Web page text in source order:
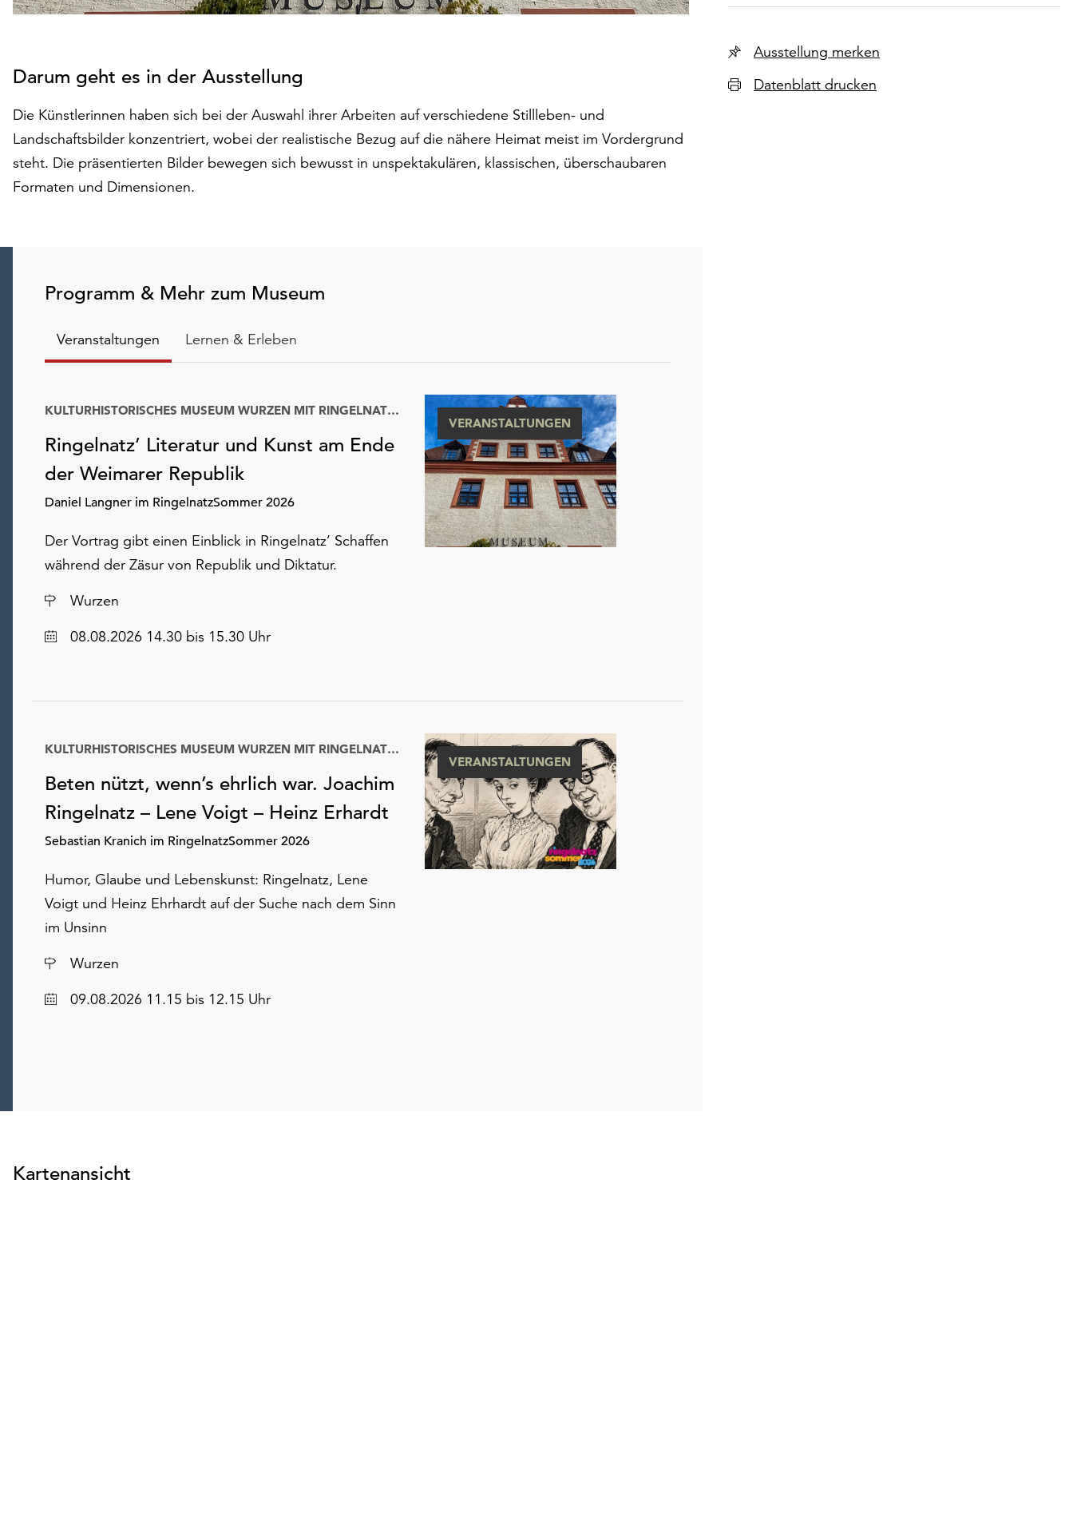
Darum geht es in der Ausstellung
Die Künstlerinnen haben sich bei der Auswahl ihrer Arbeiten auf verschiedene Stillleben- und
Landschaftsbilder konzentriert, wobei der realistische Bezug auf die nähere Heimat meist im Vordergrund
steht. Die präsentierten Bilder bewegen sich bewusst in unspektakulären, klassischen, überschaubaren
Formaten und Dimensionen.
Programm & Mehr zum Museum
Veranstaltungen Lernen & Erleben
Ringelnatz’ Literatur und Kunst am Ende
der Weimarer Republik
Daniel Langner im RingelnatzSommer 2026
KULTURHISTORISCHES MUSEUM WURZEN MIT RINGELNATZ-SAMMLUNG
Der Vortrag gibt einen Einblick in Ringelnatz’ Schaffen
während der Zäsur von Republik und Diktatur.
Ort
Wurzen
Datum08.08.2026 14.30 bis 15.30 Uhr
VERANSTALTUNGEN
Beten nützt, wenn’s ehrlich war. Joachim
Ringelnatz – Lene Voigt – Heinz Erhardt
Sebastian Kranich im RingelnatzSommer 2026
KULTURHISTORISCHES MUSEUM WURZEN MIT RINGELNATZ-SAMMLUNG
Humor, Glaube und Lebenskunst: Ringelnatz, Lene
Voigt und Heinz Ehrhardt auf der Suche nach dem Sinn
im Unsinn
Ort
Wurzen
Datum09.08.2026 11.15 bis 12.15 Uhr
VERANSTALTUNGEN
Kartenansicht
Ausstellung merken
Datenblatt drucken